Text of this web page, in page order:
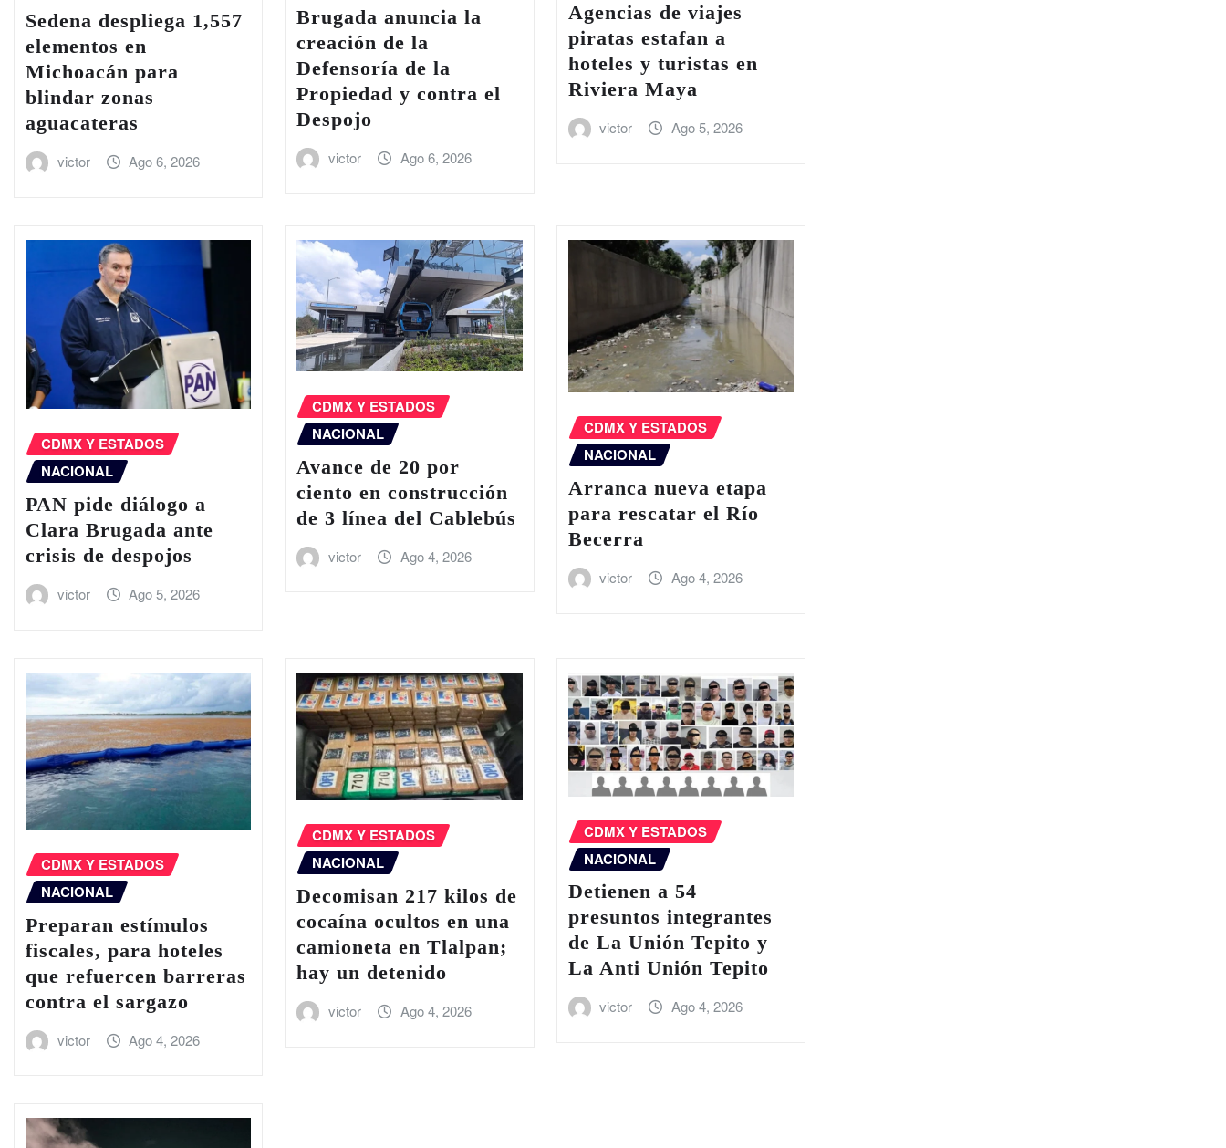
Sedena despliega 1,557
elementos en
Michoacán para
blindar zonas
aguacateras
victor Ago 6, 2026
Brugada anuncia la
creación de la
Defensoría de la
Propiedad y contra el
Despojo
victor Ago 6, 2026
Agencias de viajes
piratas estafan a
hoteles y turistas en
Riviera Maya
victor Ago 5, 2026
CDMX Y ESTADOS
NACIONAL
PAN pide diálogo a
Clara Brugada ante
crisis de despojos
victor Ago 5, 2026
CDMX Y ESTADOS
NACIONAL
Avance de 20 por
ciento en construcción
de 3 línea del Cablebús
victor Ago 4, 2026
CDMX Y ESTADOS
NACIONAL
Arranca nueva etapa
para rescatar el Río
Becerra
victor Ago 4, 2026
CDMX Y ESTADOS
NACIONAL
Preparan estímulos
fiscales, para hoteles
que refuercen barreras
contra el sargazo
victor Ago 4, 2026
CDMX Y ESTADOS
NACIONAL
Decomisan 217 kilos de
cocaína ocultos en una
camioneta en Tlalpan;
hay un detenido
victor Ago 4, 2026
CDMX Y ESTADOS
NACIONAL
Detienen a 54
presuntos integrantes
de La Unión Tepito y
La Anti Unión Tepito
victor Ago 4, 2026